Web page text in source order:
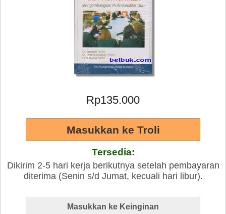
Rp135.000
Tersedia:
Dikirim 2-5 hari kerja berikutnya setelah pembayaran
diterima (Senin s/d Jumat, kecuali hari libur).